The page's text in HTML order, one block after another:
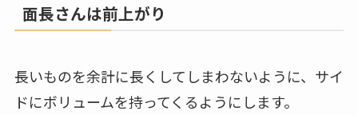
面長さんは前上がり
長いものを余計に長くしてしまわないように、サイ
ドにボリュームを持ってくるようにします。